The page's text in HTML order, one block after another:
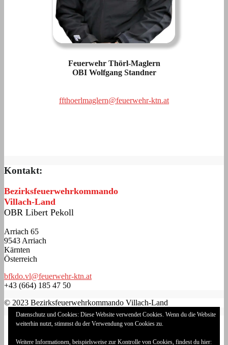
Feuerwehr Thörl-Maglern
OBI Wolfgang Standner
ffthoerlmaglern@feuerwehr-ktn.at
Kontakt:
Bezirksfeuerwehrkommando
Villach-Land
OBR Libert Pekoll
Arriach 65
9543 Arriach
Kärnten
Österreich
bfkdo.vl@feuerwehr-ktn.at
+43 (664) 185 47 50
© 2023 Bezirksfeuerwehrkommando Villach-Land
Impressum
Datenschutzerklärung
Cookie-Richtlinie (EU)
Datenschutz und Cookies: Diese Website verwendet Cookies. Wenn du die Website
weiterhin nutzt, stimmst du der Verwendung von Cookies zu.
Weitere Informationen, beispielsweise zur Kontrolle von Cookies, findest du hier: